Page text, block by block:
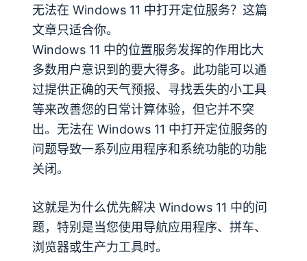
无法在 Windows 11 中打开定位服务？这篇
文章只适合你。
Windows 11 中的位置服务发挥的作用比大
多数用户意识到的要大得多。此功能可以通
过提供正确的天气预报、寻找丢失的小工具
等来改善您的日常计算体验，但它并不突
出。无法在 Windows 11 中打开定位服务的
问题导致一系列应用程序和系统功能的功能
关闭。
这就是为什么优先解决 Windows 11 中的问
题，特别是当您使用导航应用程序、拼车、
浏览器或生产力工具时。